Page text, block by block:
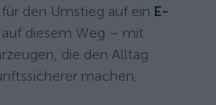
den Umstieg auf ein E-
diesem Weg – mit
die den Alltag
machen.